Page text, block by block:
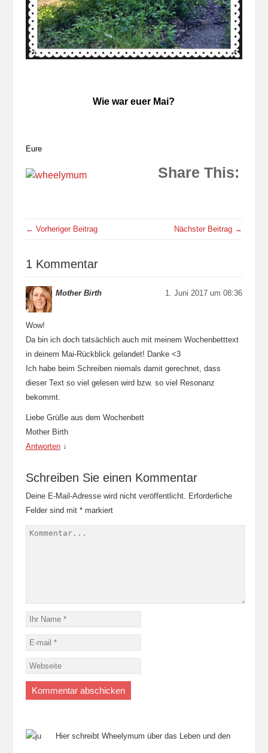
Wie war euer Mai?
Eure
Share This:
← Vorheriger Beitrag Nächster Beitrag →
1 Kommentar
Mother Birth 1. Juni 2017 um 08:36
Wow!
Da bin ich doch tatsächlich auch mit meinem Wochenbetttext
in deinem Mai-Rückblick gelandet! Danke <3
Ich habe beim Schreiben niemals damit gerechnet, dass
dieser Text so viel gelesen wird bzw. so viel Resonanz
bekommt.
Liebe Grüße aus dem Wochenbett
Mother Birth
Antworten ↓
Schreiben Sie einen Kommentar
Deine E-Mail-Adresse wird nicht veröffentlicht. Erforderliche
Felder sind mit *markiert
Hier schreibt Wheelymum über das Leben und den